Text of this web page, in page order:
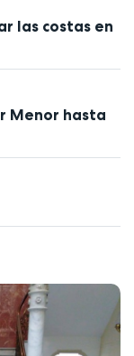
las costas en
Menor hasta